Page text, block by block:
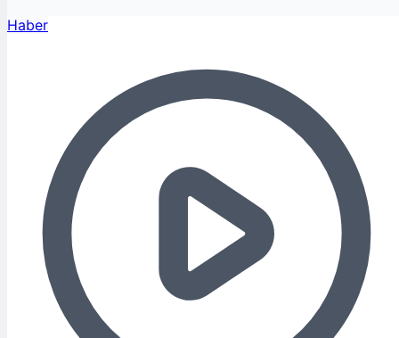
Haber